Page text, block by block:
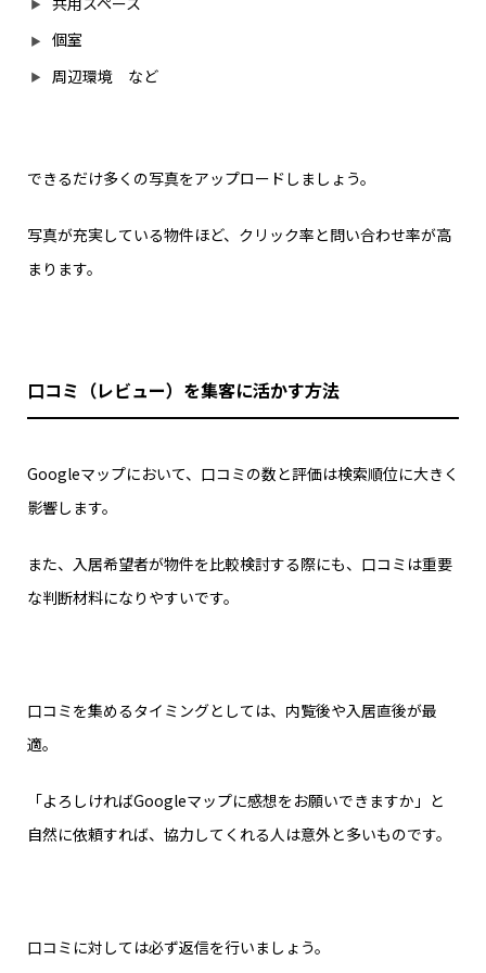
個室
周辺環境 など
できるだけ多くの写真をアップロードしましょう。
写真が充実している物件ほど、クリック率と問い合わせ率が高
まります。
口コミ（レビュー）を集客に活かす方法
Googleマップにおいて、口コミの数と評価は検索順位に大きく
影響します。
また、入居希望者が物件を比較検討する際にも、口コミは重要
な判断材料になりやすいです。
口コミを集めるタイミングとしては、内覧後や入居直後が最
適。
「よろしければGoogleマップに感想をお願いできますか」と
自然に依頼すれば、協力してくれる人は意外と多いものです。
口コミに対しては必ず返信を行いましょう。